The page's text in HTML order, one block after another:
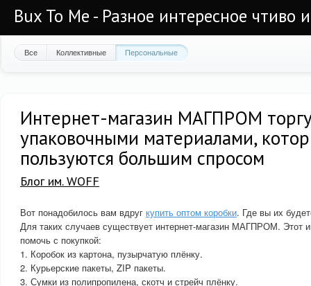
Bux To Me - Разное интересное чтиво
Все Коллективные Персональные
Интернет-магазин МАГПРОМ
упаковочными материалами,
пользуются большим спросом
Блог им. WOFF
Вот понадобилось вам вдруг купить оптом коробки. Где вы их
Для таких случаев существует интернет-магазин МАГПРОМ. Этот
помочь с покупкой:
1. Коробок из картона, пузырчатую плёнку.
2. Курьерские пакеты, ZIP пакеты.
3. Сумки из полипропилена, скотч и стрейч плёнку.